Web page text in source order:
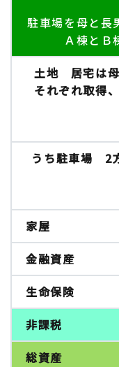
駐車場を母と長
Ａ棟とＢ